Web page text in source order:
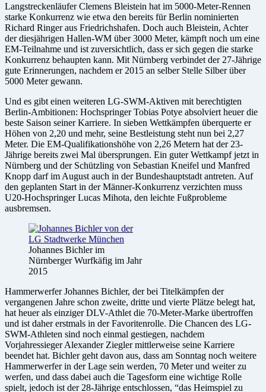
Langstreckenläufer Clemens Bleistein hat im 5000-Meter-Rennen
starke Konkurrenz wie etwa den bereits für Berlin nominierten
Richard Ringer aus Friedrichshafen. Doch auch Bleistein, Achter
der diesjährigen Hallen-WM über 3000 Meter, kämpft noch um eine
EM-Teilnahme und ist zuversichtlich, dass er sich gegen die starke
Konkurrenz behaupten kann. Mit Nürnberg verbindet der 27-Jährige
gute Erinnerungen, nachdem er 2015 an selber Stelle Silber über
5000 Meter gewann.
Und es gibt einen weiteren LG-SWM-Aktiven mit berechtigten
Berlin-Ambitionen: Hochspringer Tobias Potye absolviert heuer die
beste Saison seiner Karriere. In sieben Wettkämpfen überquerte er
Höhen von 2,20 und mehr, seine Bestleistung steht nun bei 2,27
Meter. Die EM-Qualifikationshöhe von 2,26 Metern hat der 23-
Jährige bereits zwei Mal übersprungen. Ein guter Wettkampf jetzt in
Nürnberg und der Schützling von Sebastian Kneifel und Manfred
Knopp darf im August auch in der Bundeshauptstadt antreten. Auf
den geplanten Start in der Männer-Konkurrenz verzichten muss
U20-Hochspringer Lucas Mihota, den leichte Fußprobleme
ausbremsen.
Johannes Bichler im
Nürnberger Wurfkäfig im Jahr
2015
Hammerwerfer Johannes Bichler, der bei Titelkämpfen der
vergangenen Jahre schon zweite, dritte und vierte Plätze belegt hat,
hat heuer als einziger DLV-Athlet die 70-Meter-Marke übertroffen
und ist daher erstmals in der Favoritenrolle. Die Chancen des LG-
SWM-Athleten sind noch einmal gestiegen, nachdem
Vorjahressieger Alexander Ziegler mittlerweise seine Karriere
beendet hat. Bichler geht davon aus, dass am Sonntag noch weitere
Hammerwerfer in der Lage sein werden, 70 Meter und weiter zu
werfen, und dass dabei auch die Tagesform eine wichtige Rolle
spielt, jedoch ist der 28-Jährige entschlossen, “das Heimspiel zu